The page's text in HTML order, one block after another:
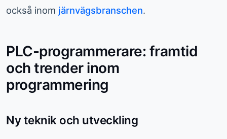
också inom järnvägsbranschen.
PLC-programmerare: framtid
och trender inom
programmering
Ny teknik och utveckling